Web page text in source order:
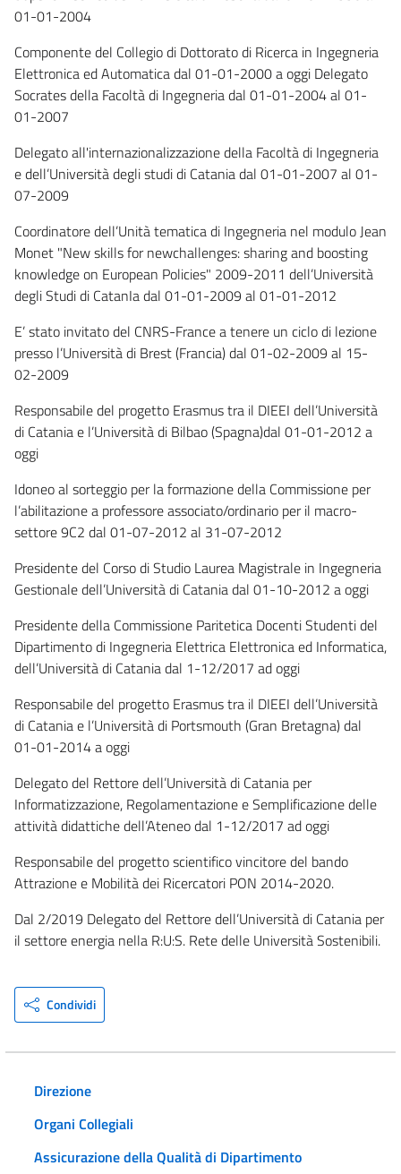
01-01-2004
Componente del Collegio di Dottorato di Ricerca in Ingegneria
Elettronica ed Automatica dal 01-01-2000 a oggi Delegato
Socrates della Facoltà di Ingegneria dal 01-01-2004 al 01-
01-2007
Delegato all'internazionalizzazione della Facoltà di Ingegneria
e dell’Università degli studi di Catania dal 01-01-2007 al 01-
07-2009
Coordinatore dell’Unità tematica di Ingegneria nel modulo Jean
Monet "New skills for newchallenges: sharing and boosting
knowledge on European Policies" 2009-2011 dell’Università
degli Studi di CatanIa dal 01-01-2009 al 01-01-2012
E’ stato invitato del CNRS-France a tenere un ciclo di lezione
presso l’Università di Brest (Francia) dal 01-02-2009 al 15-
02-2009
Responsabile del progetto Erasmus tra il DIEEI dell’Università
di Catania e l’Università di Bilbao (Spagna)dal 01-01-2012 a
oggi
Idoneo al sorteggio per la formazione della Commissione per
l’abilitazione a professore associato/ordinario per il macro-
settore 9C2 dal 01-07-2012 al 31-07-2012
Presidente del Corso di Studio Laurea Magistrale in Ingegneria
Gestionale dell’Università di Catania dal 01-10-2012 a oggi
Presidente della Commissione Paritetica Docenti Studenti del
Dipartimento di Ingegneria Elettrica Elettronica ed Informatica,
dell’Università di Catania dal 1-12/2017 ad oggi
Responsabile del progetto Erasmus tra il DIEEI dell’Università
di Catania e l’Università di Portsmouth (Gran Bretagna) dal
01-01-2014 a oggi
Delegato del Rettore dell’Università di Catania per
Informatizzazione, Regolamentazione e Semplificazione delle
attività didattiche dell’Ateneo dal 1-12/2017 ad oggi
Responsabile del progetto scientifico vincitore del bando
Attrazione e Mobilità dei Ricercatori PON 2014-2020.
Dal 2/2019 Delegato del Rettore dell’Università di Catania per
il settore energia nella R:U:S. Rete delle Università Sostenibili.
Condividi
Direzione
Organi Collegiali
Assicurazione della Qualità di Dipartimento